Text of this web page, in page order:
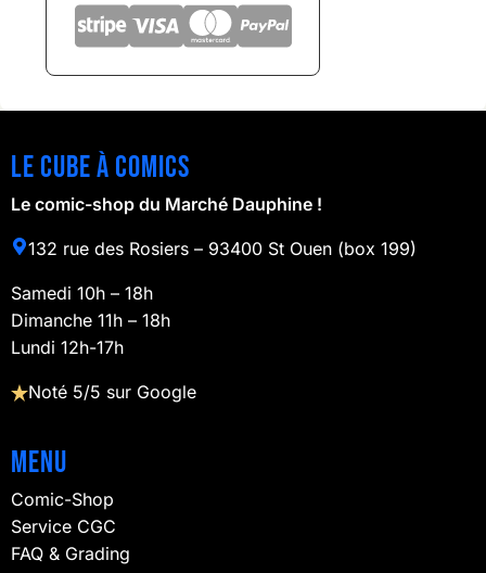
Le cube à comics
Le comic-shop du Marché Dauphine !
132 rue des Rosiers – 93400 St Ouen (box 199)
Samedi 10h – 18h
Dimanche 11h – 18h
Lundi 12h-17h
Noté 5/5 sur Google
Menu
Comic-Shop
Service CGC
FAQ & Grading